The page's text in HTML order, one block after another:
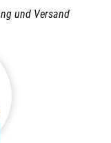
und Versand